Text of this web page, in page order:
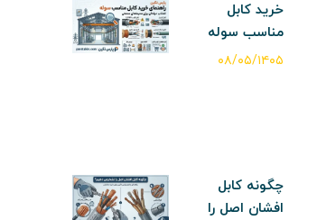
خرید کابل
مناسب سوله
۰۸/۰۵/۱۴۰۵
چگونه کابل
افشان اصل را